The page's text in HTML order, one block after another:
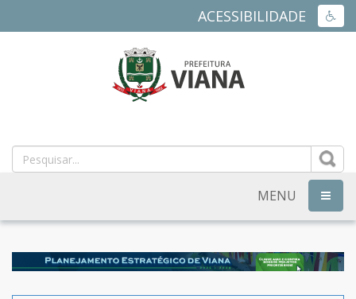
ACESSIBILIDADE
MUNICIPAL
DE
VIANA
ES
MENU